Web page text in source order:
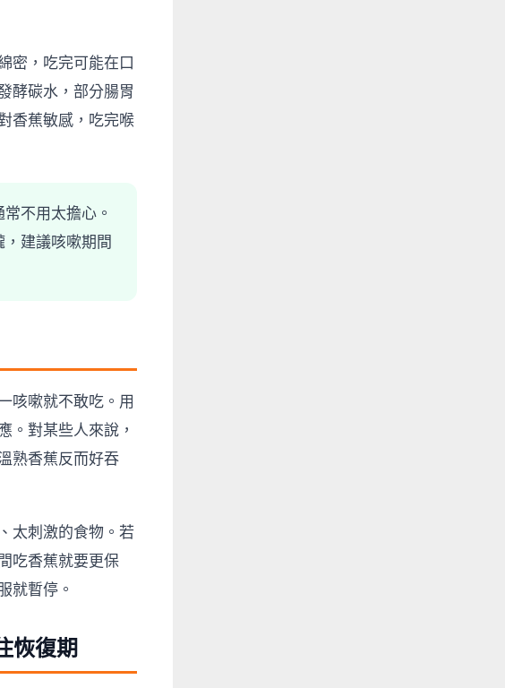
密，吃完可能在口
酵碳水，部分腸胃
香蕉敏感，吃完喉
不用太擔心。
建議咳嗽期間
咳嗽就不敢吃。用
。對某些人來說，
熟香蕉反而好吞
太刺激的食物。若
吃香蕉就要更保
就暫停。
恢復期